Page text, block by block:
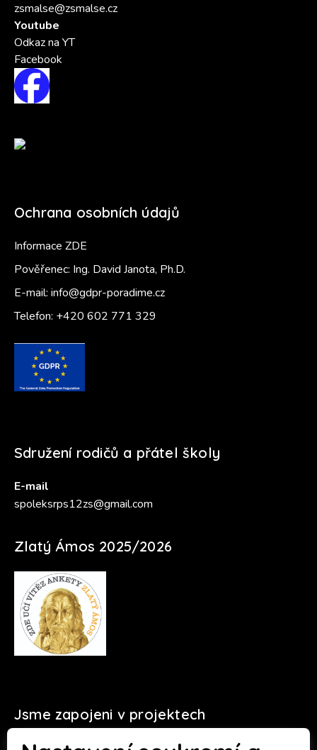
zsmalse@zsmalse.cz
Youtube
Odkaz na YT
Facebook
Ochrana osobních údajů
Informace ZDE
Pověřenec: Ing. David Janota, Ph.D.
E-mail: info@gdpr-poradime.cz
Telefon: +420 602 771 329
Sdružení rodičů a přátel školy
E-mail
spoleksrps12zs@gmail.com
Zlatý Ámos 2025/2026
Jsme zapojeni v projektech